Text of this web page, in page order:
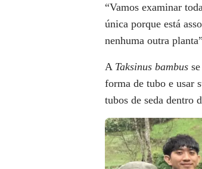
“Vamos examinar
única porque está
nenhuma outra
A Taksinus bambus
forma de tubo e usar
tubos de seda dentro